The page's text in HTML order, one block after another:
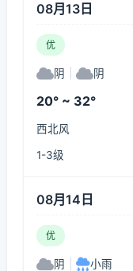
08月13日
优
阴 阴
20° ~ 32°
西北风
1-3级
08月14日
优
阴 小雨